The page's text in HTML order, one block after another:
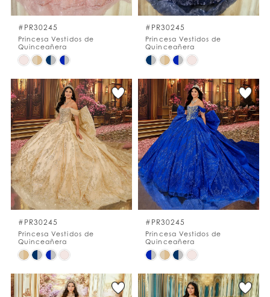
#PR30245
Princesa Vestidos de
Quinceañera
Skip
List
#992d2bf6e2
to
end
#PR30245
Princesa Vestidos de
Quinceañera
Skip
List
#9d3ce9e02a
to
end
#PR30245
Princesa Vestidos de
Quinceañera
Skip
List
#PR30245
Princesa Vestidos de
Quinceañera
Skip
List